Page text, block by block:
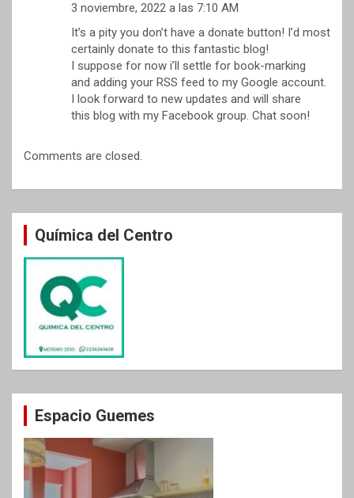
3 noviembre, 2022 a las 7:10 AM
It’s a pity you don’t have a donate button! I’d most
certainly donate to this fantastic blog!
I suppose for now i’ll settle for book-marking
and adding your RSS feed to my Google account.
I look forward to new updates and will share
this blog with my Facebook group. Chat soon!
Comments are closed.
Química del Centro
Espacio Guemes